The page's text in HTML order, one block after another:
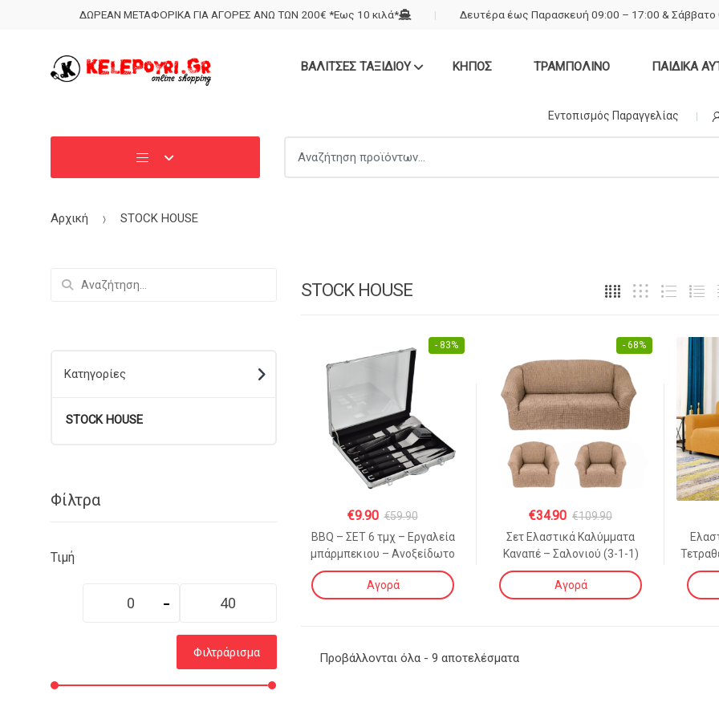
ΔΩΡΕΑΝ ΜΕΤΑΦΟΡΙΚΑ ΓΙΑ ΑΓΟΡΕΣ ΑΝΩ ΤΩΝ 200€ *Εως 10 κιλά* Δευτέρα έως Παρασκευή 09:00 – 17:00 & Σάββατο
ΒΑΛΙΤΣΕΣ ΤΑΞΙΔΙΟΥ ΚΗΠΟΣ ΤΡΑΜΠΟΛΙΝΟ ΠΑΙΔΙΚΑ
Εντοπισμός Παραγγελίας
Αρχική STOCK HOUSE
STOCK HOUSE
- 83%
€9.90 €59.90
BBQ – ΣΕΤ 6 τμχ – Εργαλεία
μπάρμπεκιου – Ανοξείδωτο
ατσάλι BBQ-6
Αγορά
- 68%
€34.90 €109.90
Σετ Ελαστικά Καλύμματα
Καναπέ – Σαλονιού (3-1-1)
Χωρίς Βολάν ΜΠΕΖ ΣΚΟΥΡΟ
(70% Βαμβάκι 30% Λύκρα)
Αγορά
Προβάλλονται όλα - 9 αποτελέσματαSorted
Κατηγορίες
STOCK HOUSE
Φίλτρα
Τιμή
Ελάχιστη
Μέγιστη
Φιλτράρισμα